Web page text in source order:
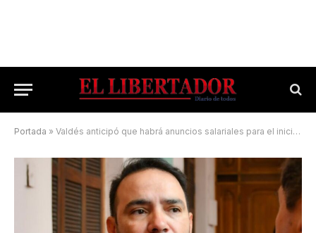
Portada » Valdés anticipó que habrá anuncios salariales para el inicio del otoño